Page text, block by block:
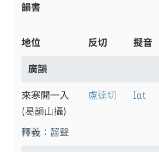
韻書
地位 反切 擬音
廣韻
來寒開一入
(曷韻山攝)
盧達切 lɑt
釋義： 齧聲